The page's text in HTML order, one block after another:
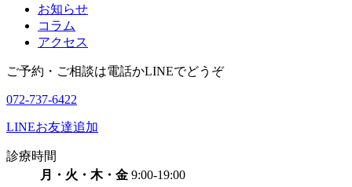
お知らせ
コラム
アクセス
ご予約・ご相談は電話かLINEでどうぞ
072-737-6422
LINEお友達追加
診療時間
月・火・木・金 9:00-19:00